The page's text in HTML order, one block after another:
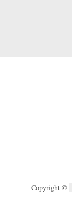
Copyright ©